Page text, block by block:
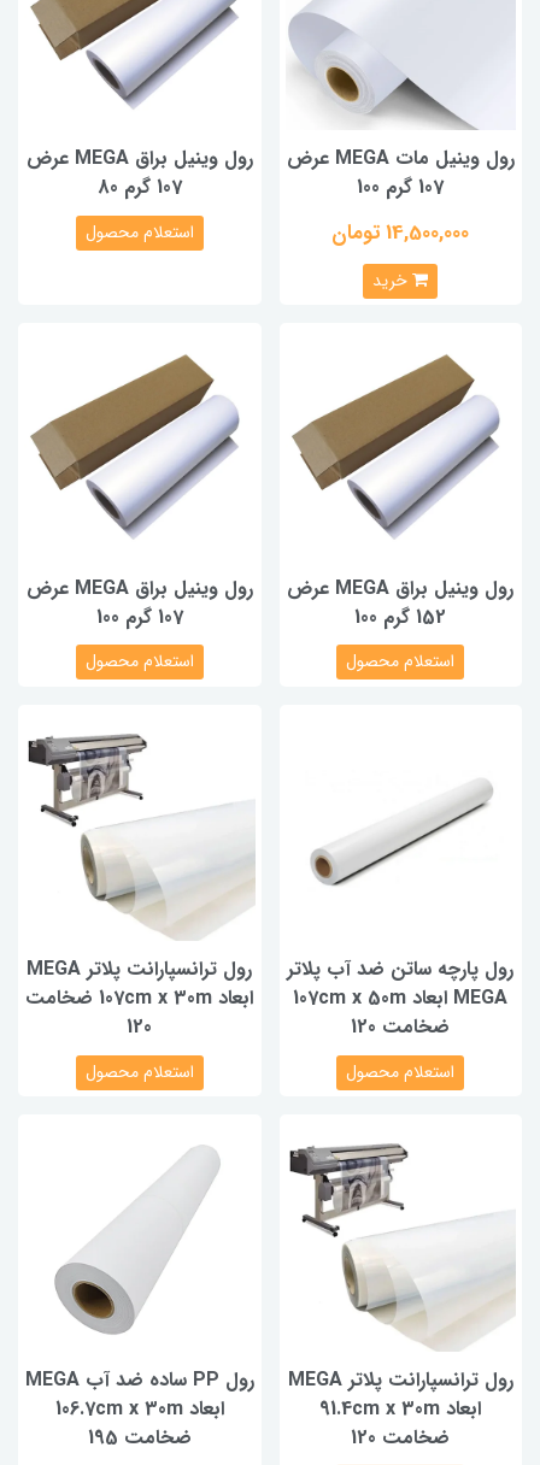
رول وینیل مات MEGA عرض
107 گرم 100
14,500,000 تومان
خرید
رول وینیل براق MEGA عرض
107 گرم 80
استعلام محصول
رول وینیل براق MEGA عرض
152 گرم 100
استعلام محصول
رول وینیل براق MEGA عرض
107 گرم 100
استعلام محصول
رول پارچه ساتن ضد آب پلاتر
MEGA ابعاد 107cm x 50m
ضخامت 120
استعلام محصول
رول ترانسپارانت پلاتر MEGA
ابعاد 107cm x 30m ضخامت
120
استعلام محصول
رول ترانسپارانت پلاتر MEGA
ابعاد 91.4cm x 30m
ضخامت 120
رول PP ساده ضد آب MEGA
ابعاد 106.7cm x 30m
ضخامت 195